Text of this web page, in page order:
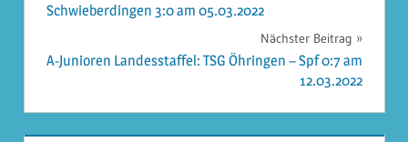
Schwieberdingen 3:0 am 05.03.2022
Nächster Beitrag
A-Junioren Landesstaffel: TSG Öhringen – Spf 0:7 am
12.03.2022